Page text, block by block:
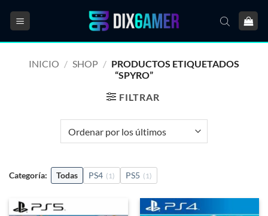
INICIO / SHOP / PRODUCTOS ETIQUETADOS
“SPYRO”
FILTRAR
Categoría: Todas PS4 (1) PS5 (1)